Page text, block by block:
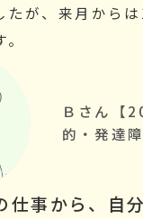
たが、来月からは
仕事から、自
Ｂさん【
的・発達障